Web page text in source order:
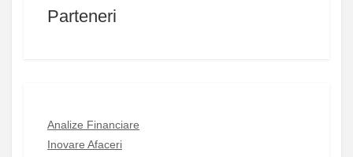
Parteneri
Analize Financiare
Inovare Afaceri